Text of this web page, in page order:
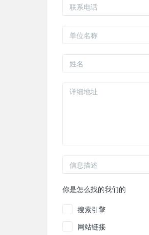
你是怎么找的我们的
搜索引擎
网站链接